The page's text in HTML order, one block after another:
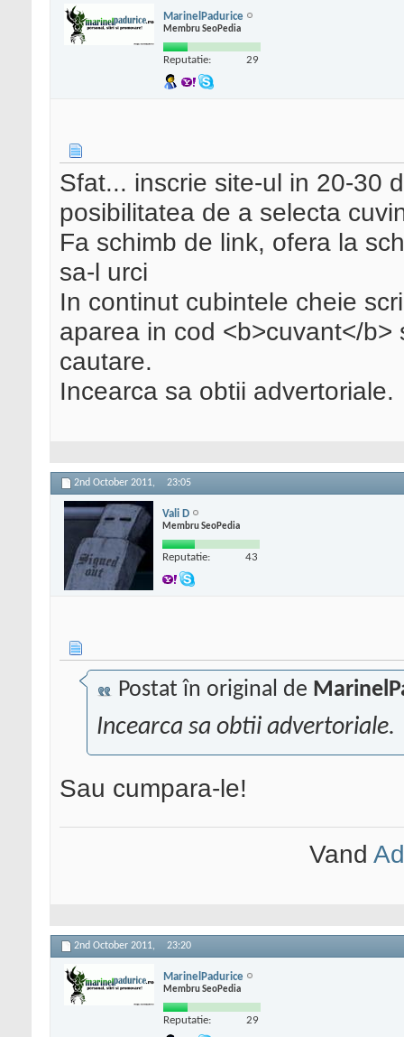
MarinelPadurice
Membru SeoPedia
Reputatie: 29
Sfat... inscrie site-ul in 20-30
posibilitatea de a selecta
Fa schimb de link, ofera la
sa-l urci
In continut cubintele cheie
aparea in cod <b>cuvant</
cautare.
Incearca sa obtii advertoriale.
2nd October 2011, 23:05
Vali D
Membru SeoPedia
Reputatie: 43
Postat în original de
Incearca sa obtii advertoriale.
Sau cumpara-le!
Vand
2nd October 2011, 23:20
MarinelPadurice
Membru SeoPedia
Reputatie: 29